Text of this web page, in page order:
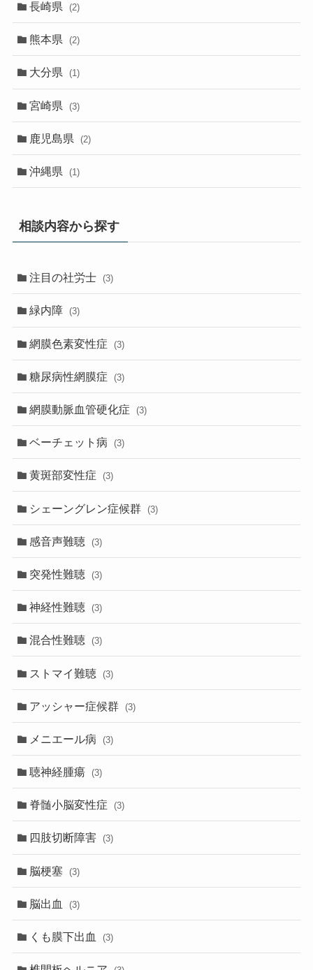
長崎県 (2)
熊本県 (2)
大分県 (1)
宮崎県 (3)
鹿児島県 (2)
沖縄県 (1)
相談内容から探す
注目の社労士 (3)
緑内障 (3)
網膜色素変性症 (3)
糖尿病性網膜症 (3)
網膜動脈血管硬化症 (3)
ベーチェット病 (3)
黄斑部変性症 (3)
シェーングレン症候群 (3)
感音声難聴 (3)
突発性難聴 (3)
神経性難聴 (3)
混合性難聴 (3)
ストマイ難聴 (3)
アッシャー症候群 (3)
メニエール病 (3)
聴神経腫瘍 (3)
脊髄小脳変性症 (3)
四肢切断障害 (3)
脳梗塞 (3)
脳出血 (3)
くも膜下出血 (3)